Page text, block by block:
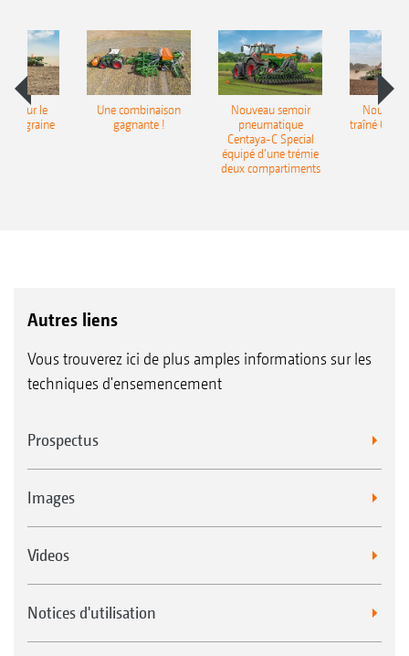
pour le
Une combinaison
gagnante !
Nouveau semoir
pneumatique
Centaya-C Special
équipé d’une trémie
deux compartiments
traîné
Autres liens
Vous trouverez ici de plus amples informations sur les
techniques d'ensemencement
Prospectus
Images
Videos
Notices d'utilisation